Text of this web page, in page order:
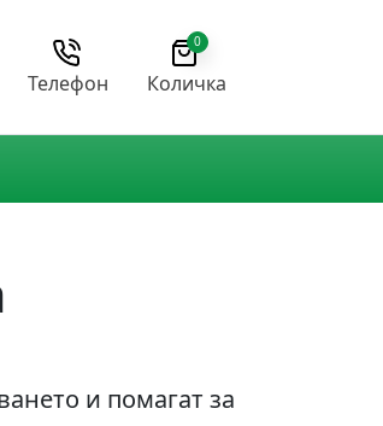
Телефон
0
Количка
и помагат за